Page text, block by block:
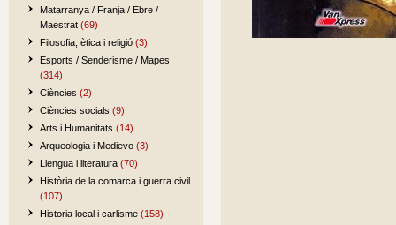
Matarranya / Franja / Ebre /
Maestrat (69)
Filosofia, ètica i religió (3)
Esports / Senderisme / Mapes
(314)
Ciències (2)
Ciències socials (9)
Arts i Humanitats (14)
Arqueologia i Medievo (3)
Llengua i literatura (70)
Història de la comarca i guerra civil
(107)
Historia local i carlisme (158)